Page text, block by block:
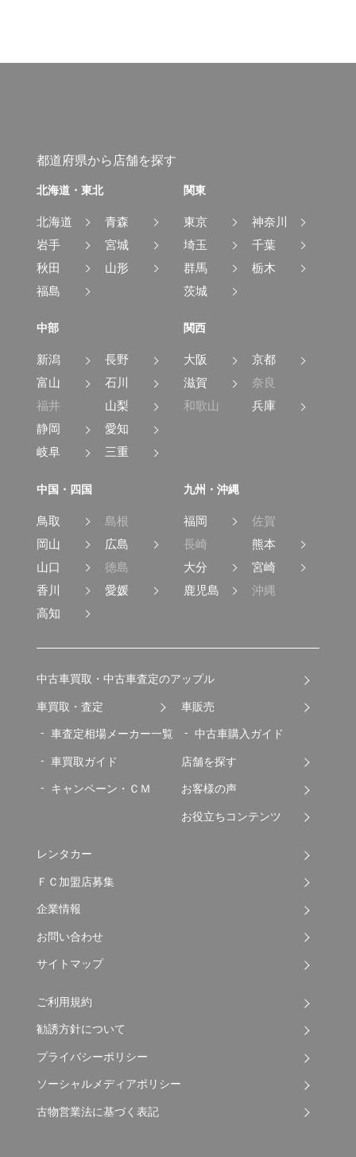
都道府県から店舗を探す
北海道・東北
北海道
青森
岩手
宮城
秋田
山形
福島
関東
東京
神奈川
埼玉
千葉
群馬
栃木
茨城
中部
新潟
長野
富山
石川
福井
山梨
静岡
愛知
岐阜
三重
関西
大阪
京都
滋賀
奈良
和歌山
兵庫
中国・四国
鳥取
島根
岡山
広島
山口
徳島
香川
愛媛
高知
九州・沖縄
福岡
佐賀
長崎
熊本
大分
宮崎
鹿児島
沖縄
中古車買取・中古車査定のアップル
車買取・査定
車査定相場メーカー一覧
車買取ガイド
キャンペーン・ＣＭ
車販売
中古車購入ガイド
店舗を探す
お客様の声
お役立ちコンテンツ
レンタカー
ＦＣ加盟店募集
企業情報
お問い合わせ
サイトマップ
ご利用規約
勧誘方針について
プライバシーポリシー
ソーシャルメディアポリシー
古物営業法に基づく表記